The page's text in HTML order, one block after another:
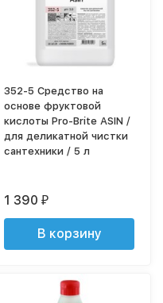
352-5 Средство на
основе фруктовой
кислоты Pro-Brite ASIN /
для деликатной чистки
сантехники / 5 л
1 390₽
В корзину